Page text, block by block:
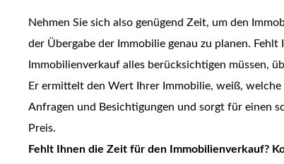
Nehmen Sie sich also genügend Zeit, um den
der Übergabe der Immobilie genau zu planen.
Immobilienverkauf alles berücksichtigen müssen,
Er ermittelt den Wert Ihrer Immobilie, weiß,
Anfragen und Besichtigungen und sorgt für einen
Preis.
Fehlt Ihnen die Zeit für den Immobilienverkauf?